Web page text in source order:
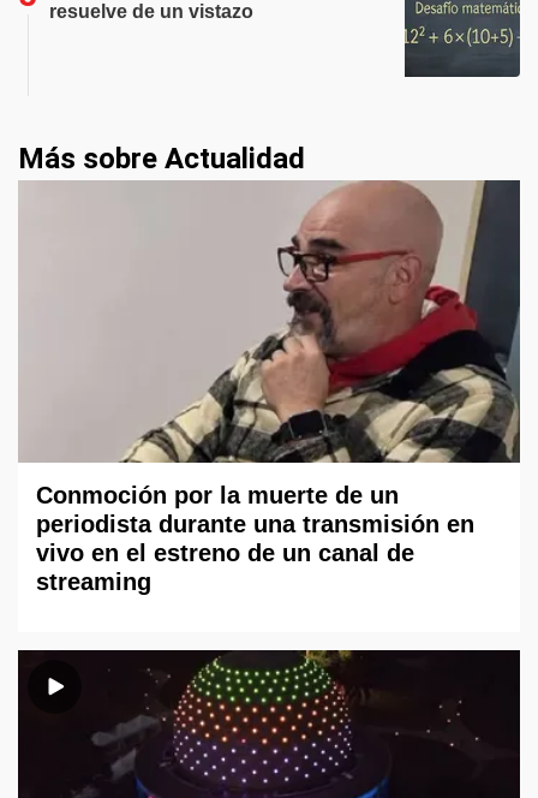
resuelve de un vistazo
Más sobre Actualidad
Conmoción por la muerte de un
periodista durante una transmisión en
vivo en el estreno de un canal de
streaming